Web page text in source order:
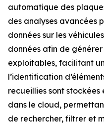
automatique des
des analyses avancées
données sur les
données afin de
exploitables, facilitant
l’identification
recueillies sont
dans le cloud,
de rechercher, filtrer et